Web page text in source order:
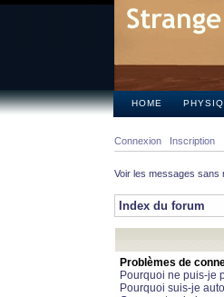
HOME
Connexion Inscription
Voir les messages sans
Index du forum
Problèmes de
Pourquoi ne puis-je
Pourquoi suis-je